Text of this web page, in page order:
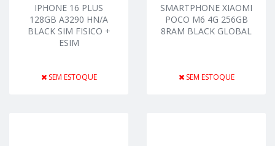
IPHONE 16 PLUS
128GB A3290 HN/A
BLACK SIM FISICO +
ESIM
SEM ESTOQUE
SMARTPHONE XIAOMI
POCO M6 4G 256GB
8RAM BLACK GLOBAL
SEM ESTOQUE